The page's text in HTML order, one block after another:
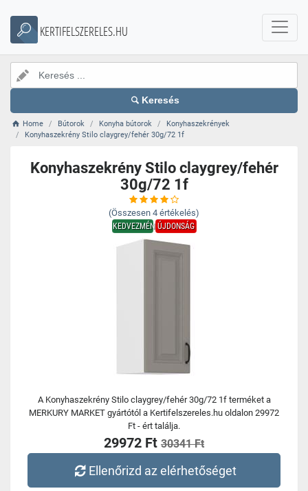
KERTIFELSZERELES.HU
Keresés
Home Bútorok Konyha bútorok
Konyhaszekrények
Konyhaszekrény Stilo claygrey/fehér 30g/72 1f
Konyhaszekrény Stilo claygrey/fehér
30g/72 1f
(Összesen 4 értékelés)
KEDVEZMÉNYÚJDONSÁG
A Konyhaszekrény Stilo claygrey/fehér 30g/72 1f terméket a
MERKURY MARKET gyártótól a Kertifelszereles.hu oldalon 29972
Ft - ért találja.
29972 Ft 30341 Ft
Ellenőrizd az elérhetőséget